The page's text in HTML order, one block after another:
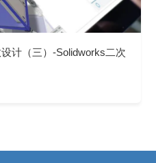
计（三）-Solidworks二次